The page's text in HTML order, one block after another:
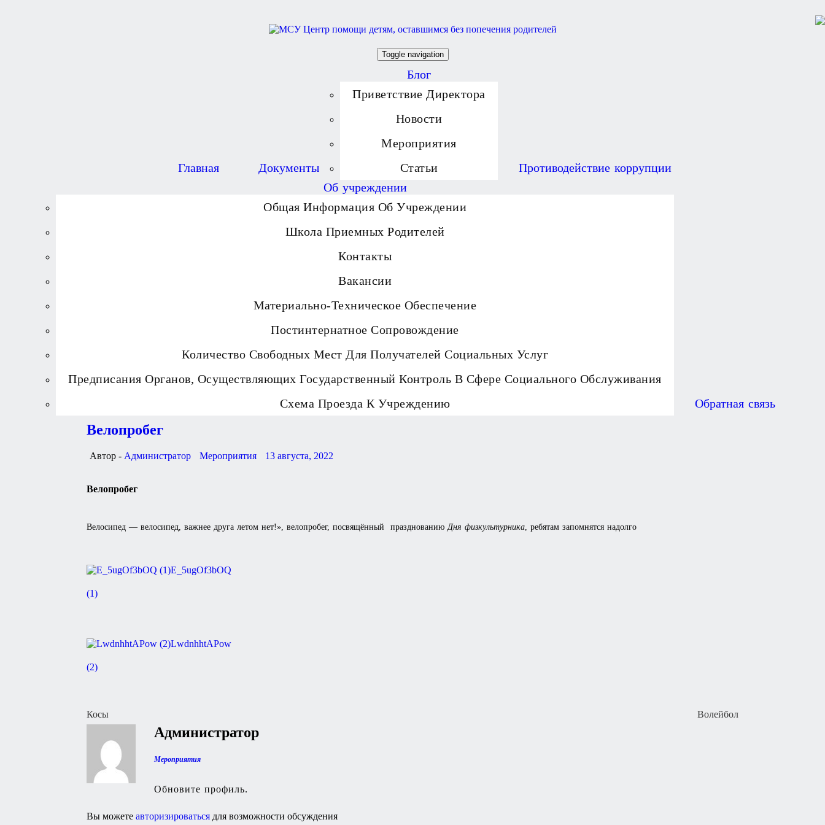
Toggle navigation
Главная Документы
Блог
Приветствие Директора
Новости
Мероприятия
Статьи
Противодействие коррупции
Об учреждении
Общая Информация Об Учреждении
Школа Приемных Родителей
Контакты
Вакансии
Материально-Техническое Обеспечение
Постинтернатное Сопровождение
Количество Свободных Мест Для Получателей Социальных Услуг
Предписания Органов, Осуществляющих Государственный Контроль В Сфере Социального Обслуживания
Схема Проезда К Учреждению
Обратная связь
Велопробег
Автор - Администратор Мероприятия 13 августа, 2022
Велопробег
Велосипед — велосипед, важнее друга летом нет!», велопробег, посвящённый празднованию Дня физкультурника, ребятам запомнятся надолго
E_5ugOf3bOQ
(1)
LwdnhhtAPow
(2)
Навигация
записям
Косы Волейбол
Администратор
Мероприятия
Обновите профиль.
Вы можете авторизироватьсядля возможности обсуждения